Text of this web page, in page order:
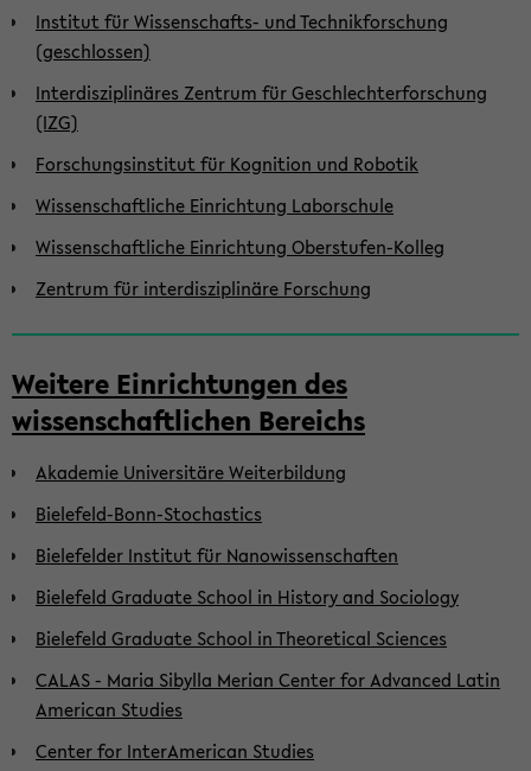
Institut für Wissenschafts- und Technikforschung
(geschlossen)
Interdisziplinäres Zentrum für Geschlechterforschung
(IZG)
Forschungsinstitut für Kognition und Robotik
Wissenschaftliche Einrichtung Laborschule
Wissenschaftliche Einrichtung Oberstufen-Kolleg
Zentrum für interdisziplinäre Forschung
Weitere Einrichtungen des
wissenschaftlichen Bereichs
Akademie Universitäre Weiterbildung
Bielefeld-Bonn-Stochastics
Bielefelder Institut für Nanowissenschaften
Bielefeld Graduate School in History and Sociology
Bielefeld Graduate School in Theoretical Sciences
CALAS - Maria Sibylla Merian Center for Advanced Latin
American Studies
Center for InterAmerican Studies